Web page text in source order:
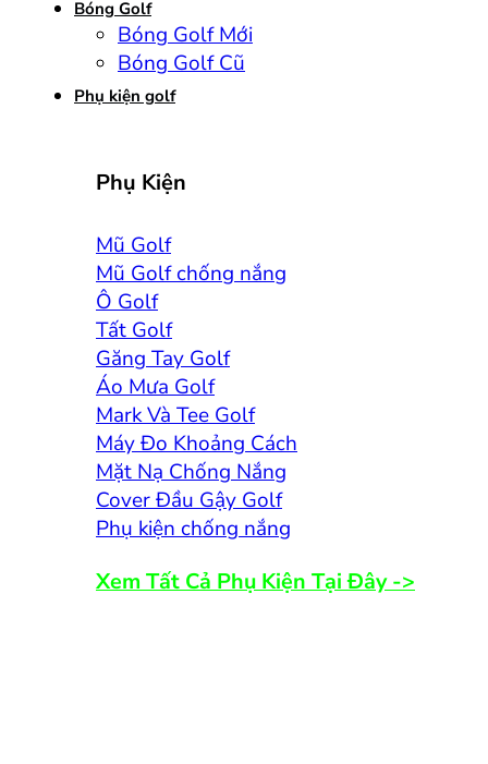
Bóng Golf
Bóng Golf Mới
Bóng Golf Cũ
Phụ kiện golf
Phụ Kiện
Mũ Golf
Mũ Golf chống nắng
Ô Golf
Tất Golf
Găng Tay Golf
Áo Mưa Golf
Mark Và Tee Golf
Máy Đo Khoảng Cách
Mặt Nạ Chống Nắng
Cover Đầu Gậy Golf
Phụ kiện chống nắng
Xem Tất Cả Phụ Kiện Tại Đây ->